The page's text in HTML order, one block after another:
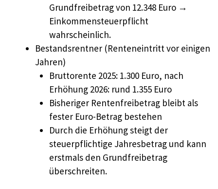
Grundfreibetrag von 12.348 Euro →
Einkommensteuerpflicht
wahrscheinlich.
Bestandsrentner (Renteneintritt vor einigen
Jahren)
Bruttorente 2025: 1.300 Euro, nach
Erhöhung 2026: rund 1.355 Euro
Bisheriger Rentenfreibetrag bleibt als
fester Euro-Betrag bestehen
Durch die Erhöhung steigt der
steuerpflichtige Jahresbetrag und kann
erstmals den Grundfreibetrag
überschreiten.